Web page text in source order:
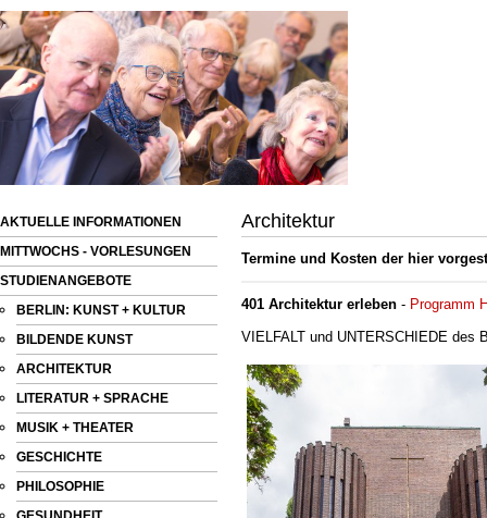
AKTUELLE INFORMATIONEN
MITTWOCHS - VORLESUNGEN
STUDIENANGEBOTE
BERLIN: KUNST + KULTUR
BILDENDE KUNST
ARCHITEKTUR
LITERATUR + SPRACHE
MUSIK + THEATER
GESCHICHTE
PHILOSOPHIE
Architektur
Termine und Kosten der hier
401 Architektur erleben - Programm
VIELFALT und UNTERSCHIEDE des